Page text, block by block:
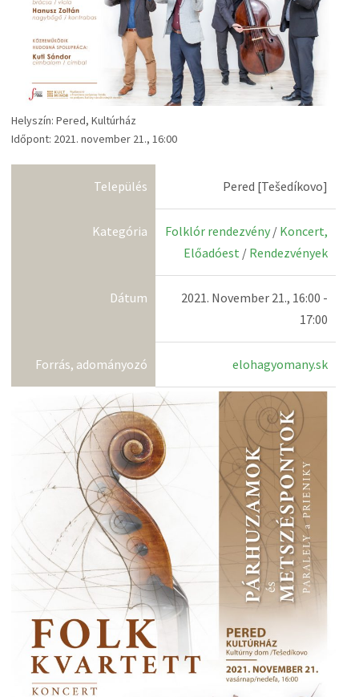
Helyszín: Pered, Kultúrház
Időpont: 2021. november 21., 16:00
Település Pered [Tešedíkovo]
Kategória Folklór rendezvény / Koncert,
Előadóest / Rendezvények
Dátum
2021. November 21., 16:00 -
17:00
Forrás, adományozó elohagyomany.sk